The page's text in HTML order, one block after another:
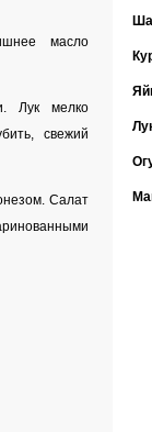
масло
Лук мелко
свежий
Салат